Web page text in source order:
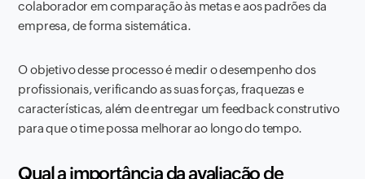
colaborador em comparação às metas e aos padrões da
empresa, de forma sistemática.
O objetivo desse processo é medir o desempenho dos
profissionais, verificando as suas forças, fraquezas e
características, além de entregar um feedback construtivo
para que o time possa melhorar ao longo do tempo.
Qual a importância da avaliação de